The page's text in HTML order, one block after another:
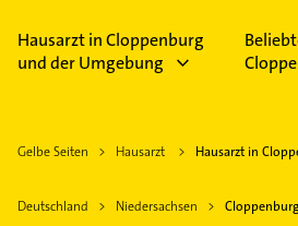
Hausarzt in Cloppenburg
und der Umgebung
Gelbe Seiten Hausarzt Hausarzt in
Deutschland Niedersachsen Cloppenburg